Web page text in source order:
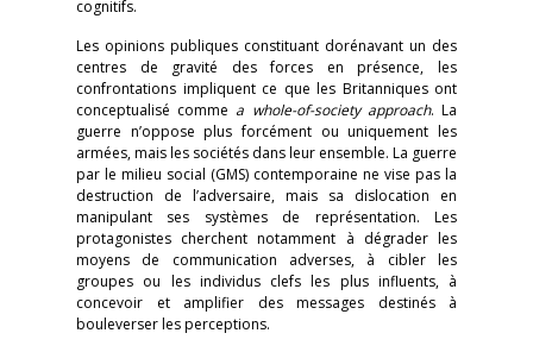
cognitifs.
Les opinions publiques constituant dorénavant un des
centres de gravité des forces en présence, les
confrontations impliquent ce que les Britanniques ont
conceptualisé comme a whole-of-society approach. La
guerre n’oppose plus forcément ou uniquement les
armées, mais les sociétés dans leur ensemble. La guerre
par le milieu social (GMS) contemporaine ne vise pas la
destruction de l’adversaire, mais sa dislocation en
manipulant ses systèmes de représentation. Les
protagonistes cherchent notamment à dégrader les
moyens de communication adverses, à cibler les
groupes ou les individus clefs les plus influents, à
concevoir et amplifier des messages destinés à
bouleverser les perceptions.